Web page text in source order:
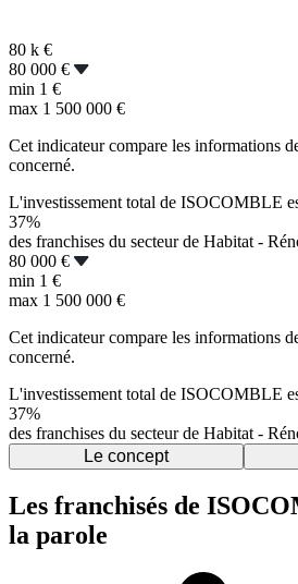
80 k €
80 000 €
min 1 €
max 1 500 000 €
Cet indicateur compare les informations
concerné.
L'investissement total de ISOCOMBLE
37%
des franchises du secteur de Habitat -
80 000 €
min 1 €
max 1 500 000 €
Cet indicateur compare les informations
concerné.
L'investissement total de ISOCOMBLE
37%
des franchises du secteur de Habitat -
Le concept
Les franchisés de
la parole